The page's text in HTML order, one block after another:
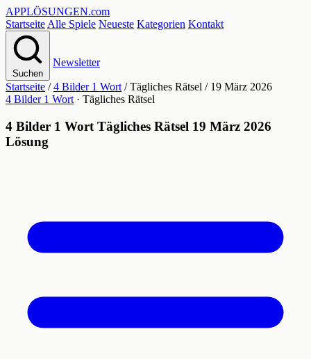
APPLÖSUNGEN.com
Startseite Alle Spiele Neueste Kategorien Kontakt
Suchen
Newsletter
Startseite / 4 Bilder 1 Wort / Tägliches Rätsel / 19 März 2026
4 Bilder 1 Wort · Tägliches Rätsel
4 Bilder 1 Wort Tägliches Rätsel 19 März 2026
Lösung